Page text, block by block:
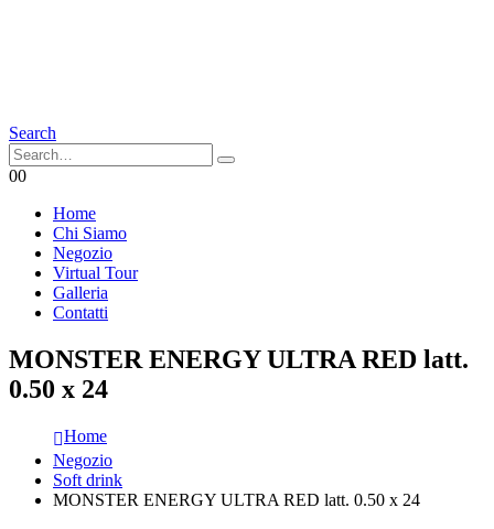
Search
00
Home
Chi Siamo
Negozio
Virtual Tour
Galleria
Contatti
MONSTER ENERGY ULTRA RED latt.
0.50 x 24
Home
Negozio
Soft drink
MONSTER ENERGY ULTRA RED latt. 0.50 x 24